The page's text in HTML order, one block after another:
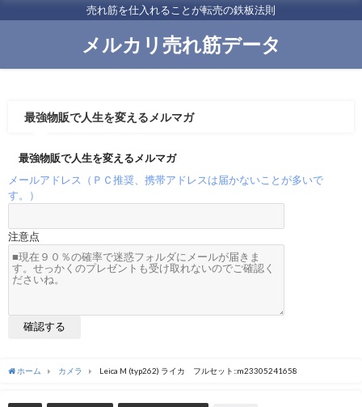
売れ筋を仕入れることが転売の鉄板法則
メルカリ売れ筋データ
最強物販で人生を変えるメルマガ
最強物販で人生を変えるメルマガ
メールアドレス（ＰＣ推奨、携帯アドレスは届かないことが多いで
す。）
注意点
ホーム カメラ Leica M (typ262) ライカ フルセット::m23305241658